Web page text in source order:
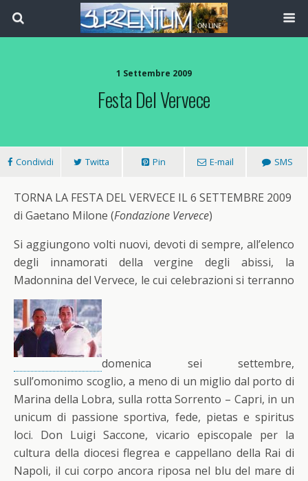
1 Settembre 2009
Festa Del Vervece
Condividi Twitta Pin E-mail SMS
TORNA LA FESTA DEL VERVECE IL 6 SETTEMBRE 2009
di Gaetano Milone (Fondazione Vervece)
Si aggiungono volti nuovi, devoti di sempre, all’elenco
degli innamorati della vergine degli abissi, la
Madonnina del Vervece, le cui celebrazioni si terranno
domenica sei settembre,
sull’omonimo scoglio, a meno di un miglio dal porto di
Marina della Lobra, sulla rotta Sorrento – Capri, in un
unicum di passione sportiva, fede, pietas e spiritus
loci. Don Luigi Saccone, vicario episcopale per la
cultura della diocesi flegrea e cappellano della Rai di
Napoli, il cui corpo ancora riposa nel blu del mare di